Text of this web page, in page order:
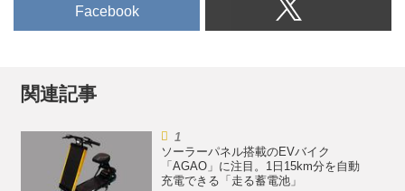
Facebook
関連記事
ソーラーパネル搭載のEVバイク
「AGAO」に注目。1日15km分を自動
充電できる「走る蓄電池」